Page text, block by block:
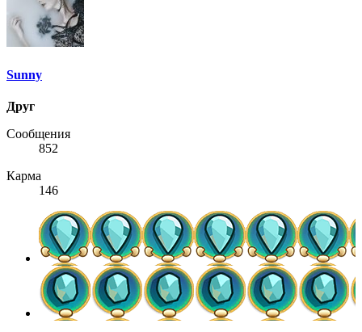
Sunny
Друг
Сообщения
852
Карма
146